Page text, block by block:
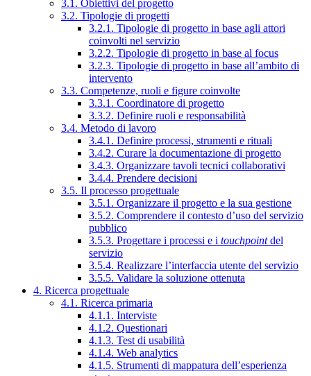
3.1. Obiettivi del progetto
3.2. Tipologie di progetti
3.2.1. Tipologie di progetto in base agli attori
coinvolti nel servizio
3.2.2. Tipologie di progetto in base al focus
3.2.3. Tipologie di progetto in base all’ambito di
intervento
3.3. Competenze, ruoli e figure coinvolte
3.3.1. Coordinatore di progetto
3.3.2. Definire ruoli e responsabilità
3.4. Metodo di lavoro
3.4.1. Definire processi, strumenti e rituali
3.4.2. Curare la documentazione di progetto
3.4.3. Organizzare tavoli tecnici collaborativi
3.4.4. Prendere decisioni
3.5. Il processo progettuale
3.5.1. Organizzare il progetto e la sua gestione
3.5.2. Comprendere il contesto d’uso del servizio
pubblico
3.5.3. Progettare i processi e i touchpointdel
servizio
3.5.4. Realizzare l’interfaccia utente del servizio
3.5.5. Validare la soluzione ottenuta
4. Ricerca progettuale
4.1. Ricerca primaria
4.1.1. Interviste
4.1.2. Questionari
4.1.3. Test di usabilità
4.1.4. Web analytics
4.1.5. Strumenti di mappatura dell’esperienza